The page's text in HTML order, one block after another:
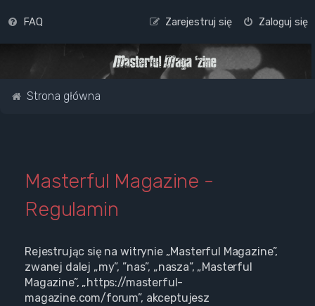
FAQ Zaloguj się
Zarejestruj się
Strona główna
Masterful Magazine -
Regulamin
Rejestrując się na witrynie „Masterful Magazine”,
zwanej dalej „my”, ”nas”, „nasza”, „Masterful
Magazine”, „https://masterful-
magazine.com/forum”, akceptujesz